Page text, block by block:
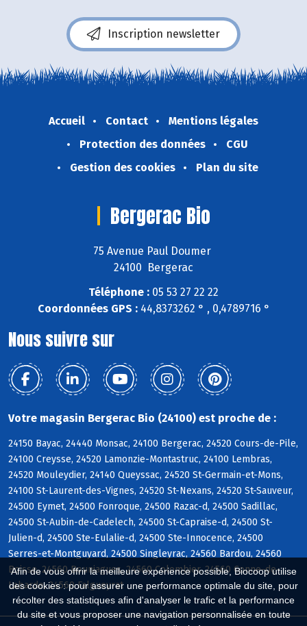
Afin de vous offrir la meilleure expérience possible, Biocoop utilise
des cookies : pour assurer une performance optimale du site, pour
récolter des statistiques afin d'analyser le trafic et la performance
du site et vous proposer une navigation personnalisée en toute
Inscription newsletter
Accueil Contact
Mentions légales
Protection des données
CGU
Gestion des cookies
Plan du site
Bergerac Bio
75 Avenue Paul Doumer
24100 Bergerac
Téléphone : 05 53 27 22 22
Coordonnées GPS :44,8373262 ° , 0,4789716 °
Nous suivre sur
Votre magasin Bergerac Bio (24100) est proche de :
24150 Bayac, 24440 Monsac, 24100 Bergerac, 24520 Cours-de-Pile,
24100 Creysse, 24520 Lamonzie-Montastruc, 24100 Lembras,
24520 Mouleydier, 24140 Queyssac, 24520 St-Germain-et-Mons,
24100 St-Laurent-des-Vignes, 24520 St-Nexans, 24520 St-Sauveur,
24500 Eymet, 24500 Fonroque, 24500 Razac-d, 24500 Sadillac,
24500 St-Aubin-de-Cadelech, 24500 St-Capraise-d, 24500 St-
Julien-d, 24500 Ste-Eulalie-d, 24500 Ste-Innocence, 24500
Serres-et-Montguyard, 24500 Singleyrac, 24560 Bardou, 24560
Boisse, 24560 Bouniagues, 24560 Colombier, 24560 Conne-de-
Labarde, 24560 Falgueyrat